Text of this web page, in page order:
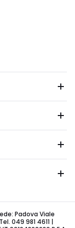
Padova Viale
049 981 4611 |